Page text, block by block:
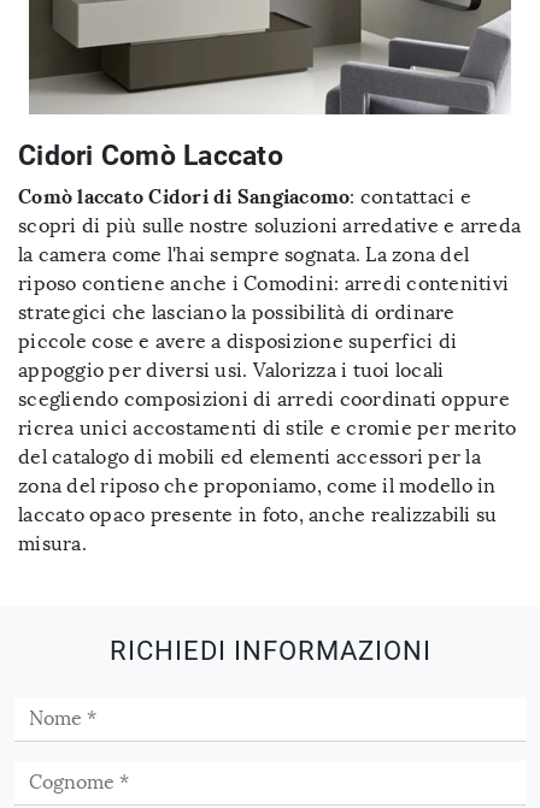
Cidori Comò Laccato
Comò laccato Cidori di Sangiacomo: contattaci e
scopri di più sulle nostre soluzioni arredative e arreda
la camera come l'hai sempre sognata. La zona del
riposo contiene anche i Comodini: arredi contenitivi
strategici che lasciano la possibilità di ordinare
piccole cose e avere a disposizione superfici di
appoggio per diversi usi. Valorizza i tuoi locali
scegliendo composizioni di arredi coordinati oppure
ricrea unici accostamenti di stile e cromie per merito
del catalogo di mobili ed elementi accessori per la
zona del riposo che proponiamo, come il modello in
laccato opaco presente in foto, anche realizzabili su
misura.
RICHIEDI INFORMAZIONI